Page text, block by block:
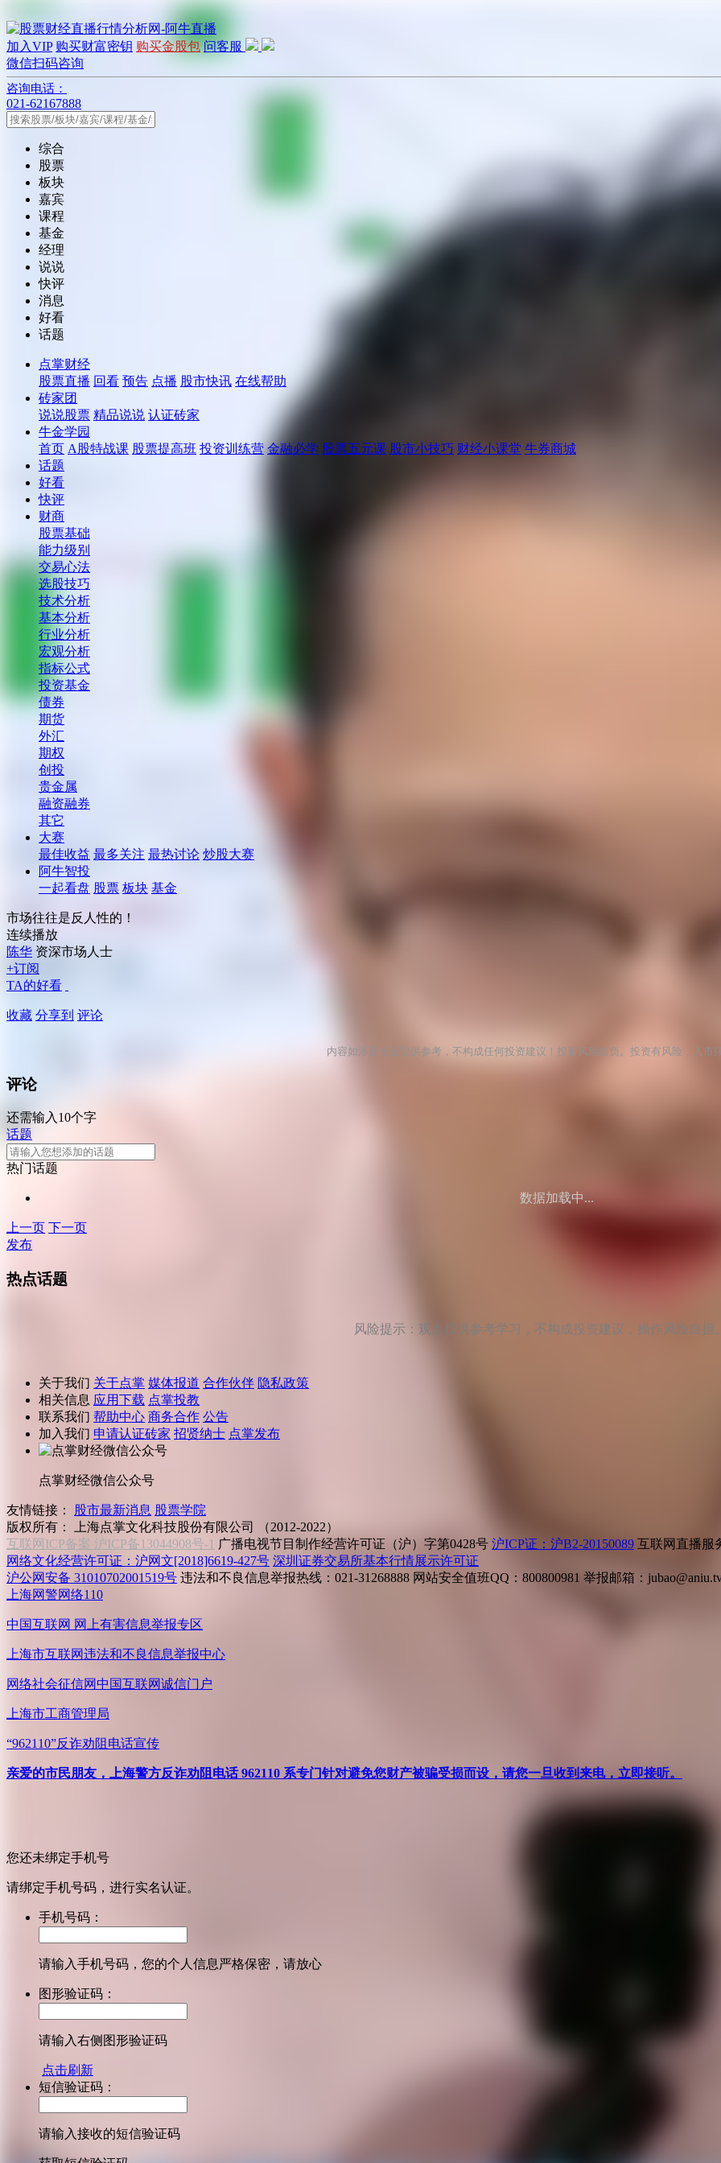
加入VIP 购买财富密钥 购买金股包 问客服
微信扫码咨询
咨询电话：
021-62167888
综合
股票
板块
嘉宾
课程
基金
经理
说说
快评
消息
好看
话题
点掌财经
股票直播 回看 预告 点播 股市快讯 在线帮助
砖家团
说说股票 精品说说 认证砖家
牛金学园
首页 A股特战课 股票提高班 投资训练营 金融必学 股票五元课 股市小技巧 财经小课堂 牛券商城
话题
好看
快评
财商
股票基础
能力级别
交易心法
选股技巧
技术分析
基本分析
行业分析
宏观分析
指标公式
投资基金
债券
期货
外汇
期权
创投
贵金属
融资融券
其它
大赛
最佳收益 最多关注 最热讨论 炒股大赛
阿牛智投
一起看盘 股票 板块 基金
市场往往是反人性的！
连续播放
陈华 资深市场人士
+订阅
TA的好看
收藏 分享到 评论
内容如涉及个股仅供参考，不构成任何投资建议！投资风险自负。投资有风险，入市
评论
还需输入10个字
话题
热门话题
数据加载中...
上一页 下一页
发布
热点话题
风险提示：观点仅供参考学习，不构成投资建议，操作风险自担
关于我们 关于点掌 媒体报道 合作伙伴 隐私政策
相关信息 应用下载 点掌投教
联系我们 帮助中心 商务合作 公告
加入我们 申请认证砖家 招贤纳士 点掌发布
点掌财经微信公众号
友情链接： 股市最新消息 股票学院
版权所有：
上海点掌文化科技股份有限公司 （2012-2022）
互联网ICP备案 沪ICP备13044908号-1 广播电视节目制作经营许可证（沪）字第0428号 沪ICP证：沪B2-20150089 互联网直播服
网络文化经营许可证：沪网文[2018]6619-427号 深圳证券交易所基本行情展示许可证
沪公网安备 31010702001519号 违法和不良信息举报热线：021-31268888 网站安全值班QQ：800800981 举报邮箱：
上海网警网络110
中国互联网 网上有害信息举报专区
上海市互联网违法和不良信息举报中心
网络社会征信网中国互联网诚信门户
上海市工商管理局
“962110”反诈劝阻电话宣传
亲爱的市民朋友，上海警方反诈劝阻电话 962110 系专门针对避免您财产被骗受损而设，请您一旦收到来电，立即接听。
您还未绑定手机号
请绑定手机号码，进行实名认证。
手机号码：
请输入手机号码，您的个人信息严格保密，请放心
图形验证码：
请输入右侧图形验证码
点击刷新
短信验证码：
请输入接收的短信验证码